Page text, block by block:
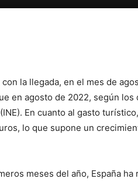
la llegada, en el mes de
en agosto de 2022, según
En cuanto al gasto
lo que supone un
meses del año, España